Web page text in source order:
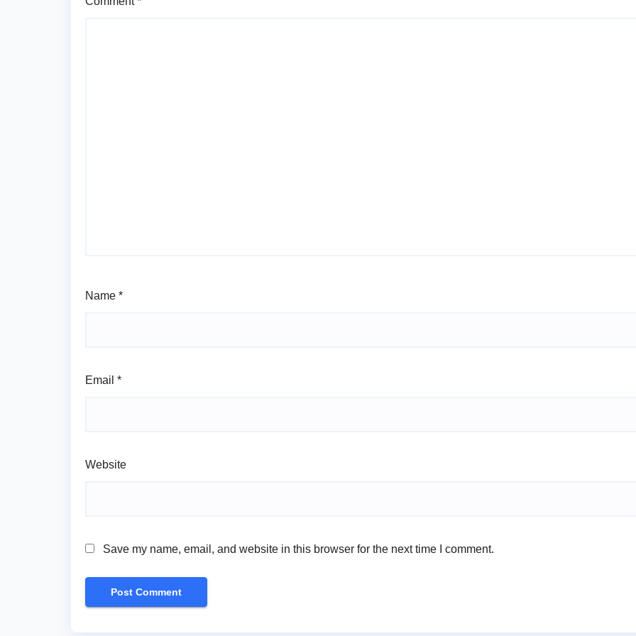
Name *
Email *
Website
Save my name, email, and website in this browser for the next time I comment.